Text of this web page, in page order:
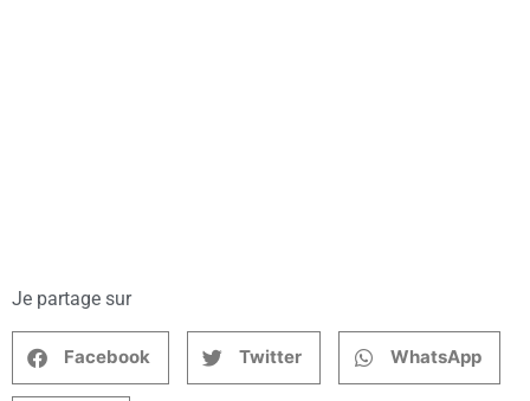
Je partage sur
Facebook Twitter WhatsApp